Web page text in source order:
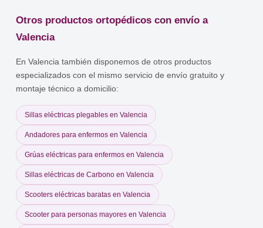
Otros productos ortopédicos con envío a
Valencia
En Valencia también disponemos de otros productos
especializados con el mismo servicio de envío gratuito y
montaje técnico a domicilio:
Sillas eléctricas plegables en Valencia
Andadores para enfermos en Valencia
Grúas eléctricas para enfermos en Valencia
Sillas eléctricas de Carbono en Valencia
Scooters eléctricas baratas en Valencia
Scooter para personas mayores en Valencia